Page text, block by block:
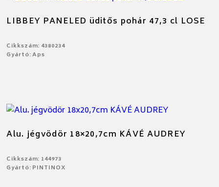
LIBBEY PANELED üditős pohár 47,3 cl LOSE
Cikkszám: 4380234
Gyártó: Aps
Alu. jégvödör 18×20,7cm KÁVÉ AUDREY
Cikkszám: 144973
Gyártó: PINTINOX